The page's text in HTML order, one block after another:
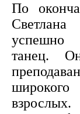
По
успешно
танец.
широкого